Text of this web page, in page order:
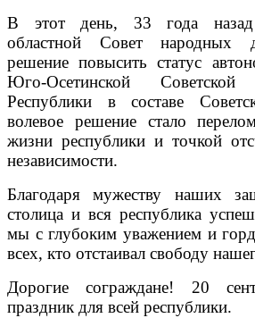
В этот день, 33 года назад
областной Совет народных
решение повысить статус
Юго-Осетинской Советской
Республики в составе
волевое решение стало
жизни республики и точкой
независимости.
Благодаря мужеству наших
столица и вся республика
мы с глубоким уважением и
всех, кто отстаивал свободу
Дорогие сограждане! 20
праздник для всей республики.